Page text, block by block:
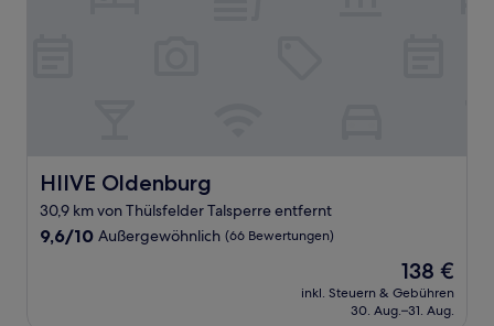
HIIVE Oldenburg
HIIVE Oldenburg
30,9 km von Thülsfelder Talsperre entfernt
9.6
9,6/10 Außergewöhnlich (66 Bewertungen)
Der
Preis
beträgt
138 €
inkl. Steuern & Gebühren
30. Aug.–31. Aug.